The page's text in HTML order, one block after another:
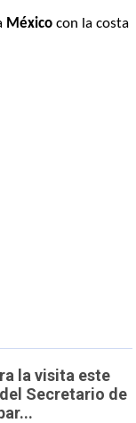
México con la costa
la visita este
Secretario de